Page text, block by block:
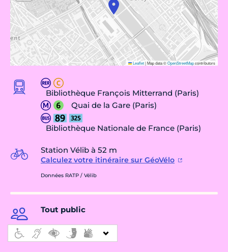
Leaflet|Map data ©OpenStreetMapcontributors
Bibliothèque François Mitterrand (Paris)
Quai de la Gare (Paris)
Bibliothèque Nationale de France (Paris)
Station Vélib à 52 m
Calculez votre itinéraire sur GéoVélo
Données RATP / Vélib
Tout public